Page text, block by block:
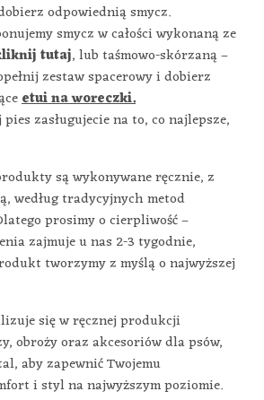
odpowiednią smycz.
smycz w całości wykonaną ze
tutaj, lub taśmowo-skórzaną –
zestaw spacerowy i dobierz
etui na woreczki.
zasługujecie na to, co najlepsze,
są wykonywane ręcznie, z
według tradycyjnych metod
prosimy o cierpliwość –
zajmuje u nas 2-3 tygodnie,
tworzymy z myślą o najwyższej
się w ręcznej produkcji
obroży oraz akcesoriów dla psów,
aby zapewnić Twojemu
i styl na najwyższym poziomie.